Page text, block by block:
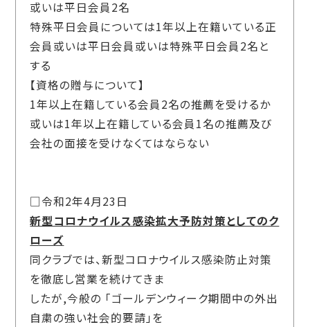
或いは平日会員2名
特殊平日会員については1年以上在籍いている正
会員或いは平日会員或いは特殊平日会員2名と
する
【資格の贈与について】
1年以上在籍している会員2名の推薦を受けるか
或いは1年以上在籍している会員1名の推薦及び
会社の面接を受けなくてはならない
□令和2年4月23日
新型コロナウイルス感染拡大予防対策としてのク
ローズ
同クラブでは、新型コロナウイルス感染防止対策
を徹底し営業を続けてきま
したが,今般の 「ゴールデンウィーク期間中の外出
自粛の強い社会的要請」を